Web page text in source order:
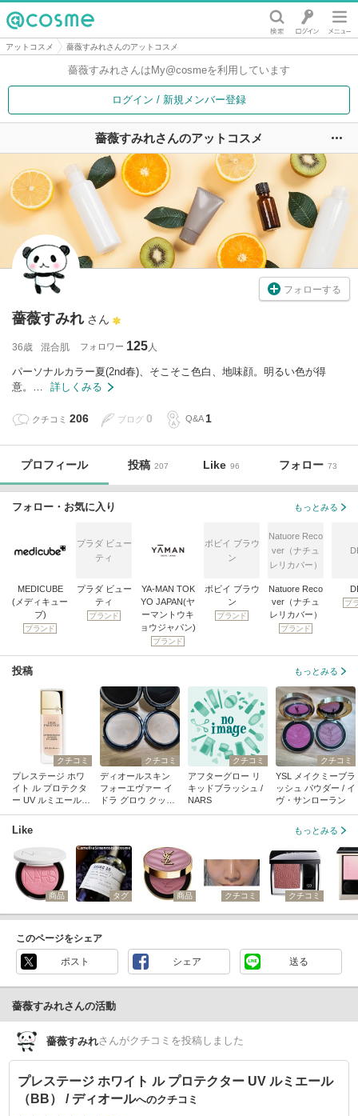
@cosme
アットコスメ 薔薇すみれさんのアットコスメ
薔薇すみれさんは My@cosmeを利用しています
ログイン / 新規メンバー登録
薔薇すみれさんのアットコスメ
フォローする
薔薇すみれ さん
36歳 混合肌 フォロワー 125
パーソナルカラー夏(2nd春)、そこそこ色白、地味顔。明るい色が得
意。…
詳しくみる
クチコミ 206 ブログ 0 Q&A 1
プロフィール 投稿 207 Like 96 フォロー 73
フォロー・お気に入り もっとみる
MEDICUBE
(メディキュー
ブ)
ブランド
プラダ ビュー
ティ
プラダ ビュー
ティ
ブランド
YA-MAN TOK
YO JAPAN(ヤ
ーマントウキ
ョウジャパン)
ブランド
ボビイ ブラウ
ン
ボビイ ブラウ
ン
ブランド
Natuore Reco
ver（ナチュ
レリカバー）
Natuore Reco
ver（ナチュ
レリカバー）
ブランド
ブ
投稿 もっとみる
クチコミ
プレステージ ホワ
イト ル プロテクタ
ー UV ルミエール
クチコミ
ディオールスキン
フォーエヴァー イ
ドラ グロウ クッシ
クチコミ
アフターグロー リ
キッドブラッシュ /
NARS
クチコミ
YSL メイクミーブラ
ッシュ パウダー / イ
ヴ・サンローラン
Like もっとみる
商品 タグ 商品 クチコミ クチコミ
このページをシェア
ポスト シェア 送る
薔薇すみれさんの活動
薔薇すみれさんがクチコミを投稿しました
プレステージ ホワイト ル プロテクター UV ルミエール
（BB） / ディオールへのクチコミ